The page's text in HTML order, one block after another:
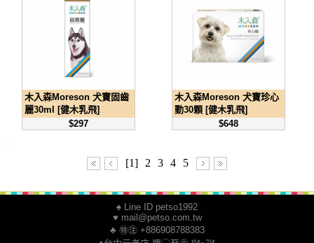
木入森Moreson 犬寶固齒
麗30ml [健木乳飛]
$297
木入森Moreson 犬寶珍心
動30顆 [健木乳飛]
$648
[1] 2 3 4 5
♠ Line ID petso1992
♥ mail@petso.com.tw
♣ ㊕㊟ +886908788383